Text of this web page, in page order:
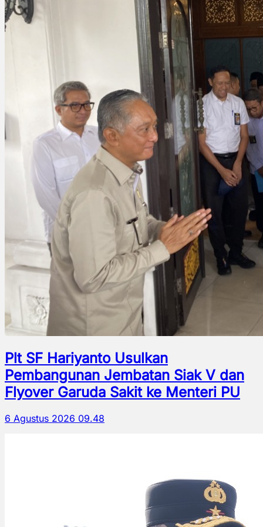
Plt SF Hariyanto Usulkan
Pembangunan Jembatan Siak V dan
Flyover Garuda Sakit ke Menteri PU
6 Agustus 2026 09.48